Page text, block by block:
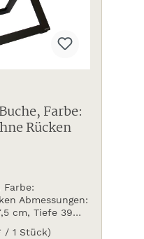
Farbe:
Rücken
Farbe:
Abmessungen:
cm, Tiefe 39
/ 1 Stück)